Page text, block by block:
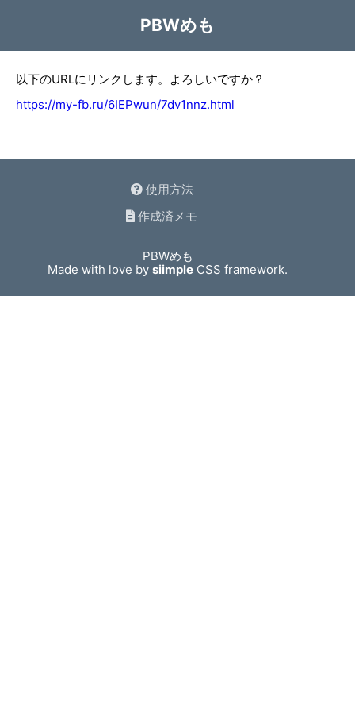
PBWめも
以下のURLにリンクします。よろしいですか？
https://my-fb.ru/6IEPwun/7dv1nnz.html
使用方法
作成済メモ
PBWめも
Made with love bysiimple CSS framework.